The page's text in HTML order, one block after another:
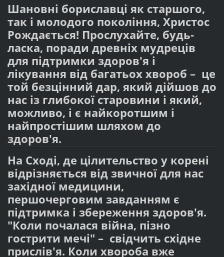
Шановні бориславці як старшого,
так і молодого покоління, Христос
Рождається! Прослухайте, будь-
ласка, поради древніх мудреців
для підтримки здоров'я і
лікування від багатьох хвороб – це
той безцінний дар, який дійшов до
нас із глибокої старовини і який,
можливо, і є найкоротшим і
найпростішим шляхом до
здоров'я.
На Сході, де цілительство у корені
відрізняється від звичної для нас
західної медицини,
першочерговим завданням є
підтримка і збереження здоров'я.
"Коли почалася війна, пізно
гострити мечі" – свідчить східне
прислів'я. Коли хвороба вже